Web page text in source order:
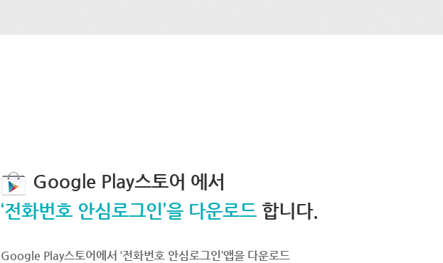
Google Play스토어 에서
‘전화번호 안심로그인’을 다운로드 합니다.
Google Play스토어에서 ‘전화번호 안심로그인’앱을 다운로드